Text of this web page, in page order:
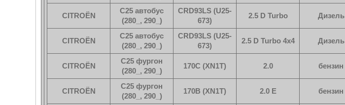
CITROËN
C25 автобус
(280_, 290_)
CRD93LS (U25-
673)
2.5 D Turbo Дизель
CITROËN
C25 автобус
(280_, 290_)
CRD93LS (U25-
673)
2.5 D Turbo 4x4 Дизель
CITROËN
C25 фургон
(280_, 290_)
170C (XN1T) 2.0 бензин
CITROËN
C25 фургон
(280_, 290_)
170B (XN1T) 2.0 E бензин